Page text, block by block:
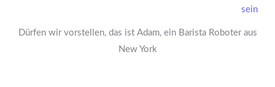
Dürfen wir vorstellen, das ist Adam, ein Barista Roboter aus
New York